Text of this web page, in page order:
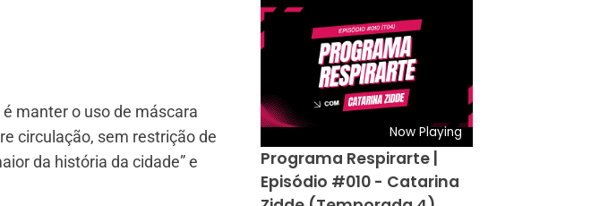
manter o uso de máscara
circulação, sem restrição de
da história da cidade” e
Now Playing
Programa Respirarte |
Episódio #010 - Catarina